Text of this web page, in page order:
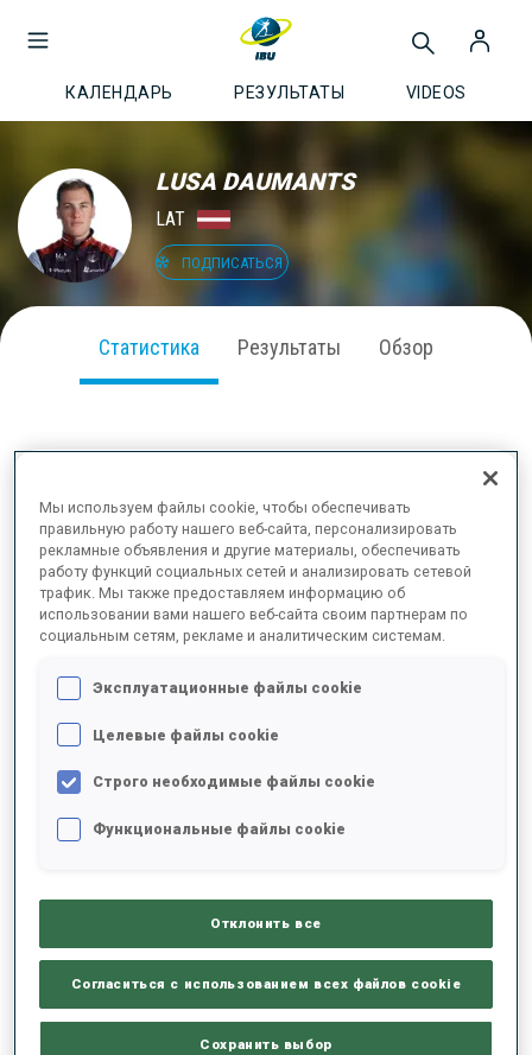
КАЛЕНДАРЬ РЕЗУЛЬТАТЫ VIDEOS
LUSA DAUMANTS
LAT
ПОДПИСАТЬСЯ
Статистика Результаты Обзор
2025/2026
РЕЗУЛЬТАТЫ - СРЕДНЕЕ ЗНАЧЕНИЕ
ЛЫЖНЫЙ ХОД - ОТСТАВАНИЕ ОТ ЛИДЕРА
Данных нет
Данных нет
СТРЕЛЬБА СТОЯ
Данных нет
Мы используем файлы cookie, чтобы обеспечивать
правильную работу нашего веб-сайта, персонализировать
рекламные объявления и другие материалы, обеспечивать
работу функций социальных сетей и анализировать сетевой
трафик. Мы также предоставляем информацию об
использовании вами нашего веб-сайта своим партнерам по
социальным сетям, рекламе и аналитическим системам.
Эксплуатационные файлы cookie
Целевые файлы cookie
Строго необходимые файлы cookie
Функциональные файлы cookie
Отклонить все
Согласиться с использованием всех файлов cookie
Сохранить выбор